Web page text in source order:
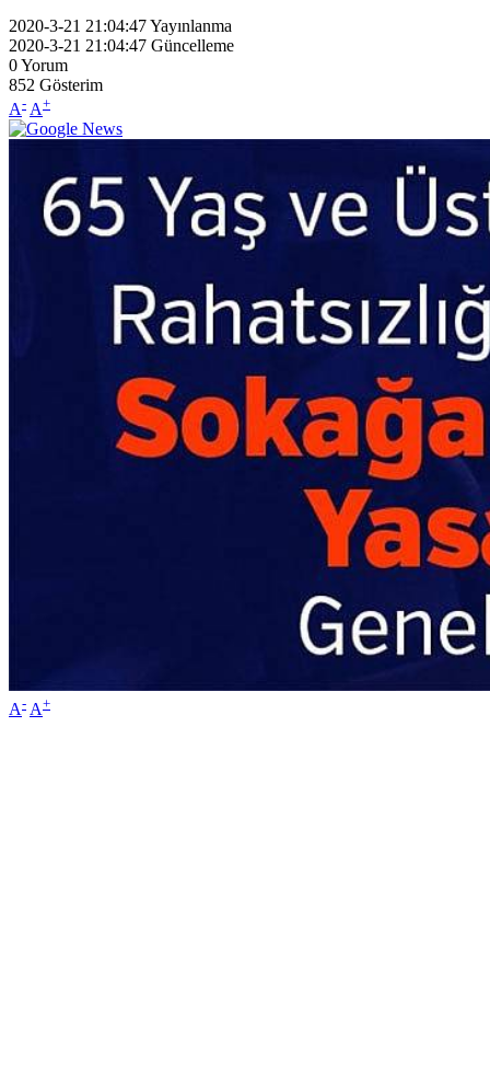
2020-3-21 21:04:47Yayınlanma
2020-3-21 21:04:47 Güncelleme
0Yorum
852 Gösterim
A- A+
A- A+